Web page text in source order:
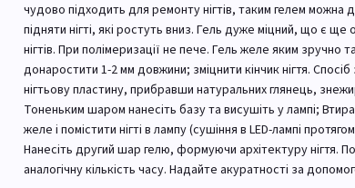
чудово підходить для ремонту нігтів, таким гелем можна
підняти нігті, які ростуть вниз. Гель дуже міцний, що є
нігтів. При полімеризації не пече. Гель желе яким
донаростити 1-2 мм довжини; зміцнити кінчик нігтя.
нігтьову пластину, прибравши натуральних глянець,
Тоненьким шаром нанесіть базу та висушіть у лампі;
желе і помістити нігті в лампу (сушіння в LED-лампі
Нанесіть другий шар гелю, формуючи архітектуру нігтя.
аналогічну кількість часу. Надайте акуратності за